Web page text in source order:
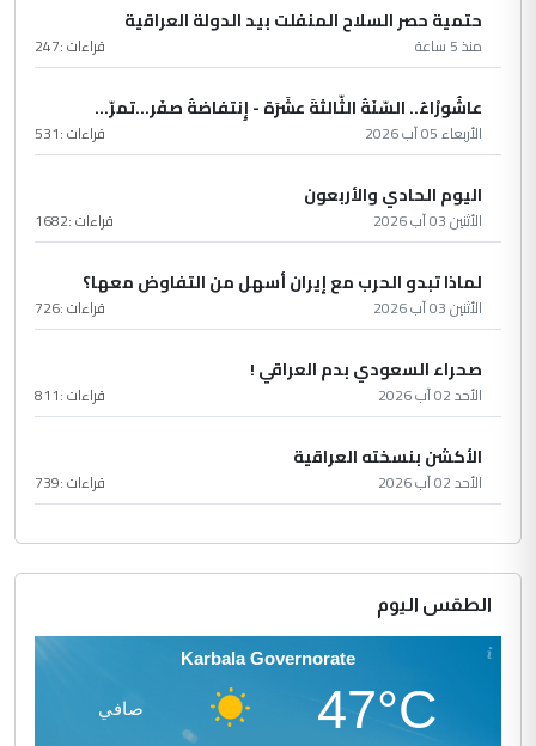
حتمية حصر السلاح المنفلت بيد الدولة العراقية
منذ 5 ساعة قراءات :247
عاشُورْاءُ.. السّنَةُ الثّالثةَ عشَرَة - إِنتفاضةُ صفَر…تمرّ...
الأربعاء 05 آب 2026 قراءات :531
اليوم الحادي والأربعون
الأثنين 03 آب 2026 قراءات :1682
لماذا تبدو الحرب مع إيران أسهل من التفاوض معها؟
الأثنين 03 آب 2026 قراءات :726
صحراء السعودي بدم العراقي !
الأحد 02 آب 2026 قراءات :811
الأكشن بنسخته العراقية
الأحد 02 آب 2026 قراءات :739
الطقس اليوم
Karbala Governorate
47°C صافي